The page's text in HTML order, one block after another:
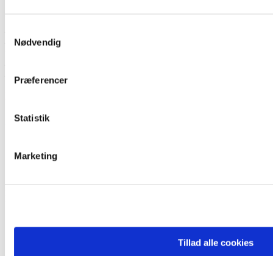
Nødvendig
Præferencer
Statistik
Marketing
Tillad alle cookies
– FIU-Equality: The partnership and Training days and participant
– Perspectives: Female and employee life